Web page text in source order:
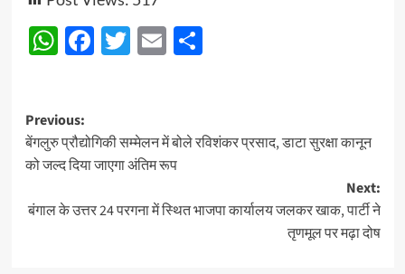
WhatsApp
Facebook
Twitter
EmailShare
Post
navigation
Previous:
बेंगलुरु प्रौद्योगिकी सम्मेलन में बोले रविशंकर प्रसाद, डाटा सुरक्षा कानून
को जल्द दिया जाएगा अंतिम रूप
Next:
बंगाल के उत्तर 24 परगना में स्थित भाजपा कार्यालय जलकर खाक, पार्टी ने
तृणमूल पर मढ़ा दोष